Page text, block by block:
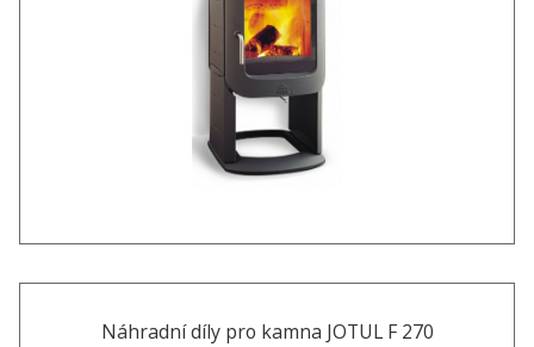
Náhradní díly pro kamna JOTUL F 270